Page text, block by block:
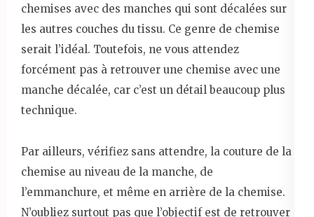
chemises avec des manches qui sont décalées sur
les autres couches du tissu. Ce genre de chemise
serait l’idéal. Toutefois, ne vous attendez
forcément pas à retrouver une chemise avec une
manche décalée, car c’est un détail beaucoup plus
technique.
Par ailleurs, vérifiez sans attendre, la couture de la
chemise au niveau de la manche, de
l’emmanchure, et même en arrière de la chemise.
N’oubliez surtout pas que l’objectif est de retrouver